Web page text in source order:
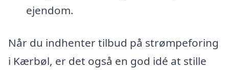
ejendom.
Når du indhenter tilbud på strømpeforing
i Kærbøl, er det også en god idé at stille